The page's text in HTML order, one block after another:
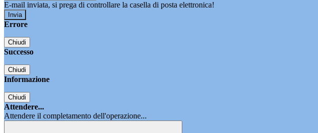
E-mail inviata, si prega di controllare la casella di posta elettronica!
Errore
Chiudi
Successo
Chiudi
Informazione
Chiudi
Attendere...
Attendere il completamento dell'operazione...